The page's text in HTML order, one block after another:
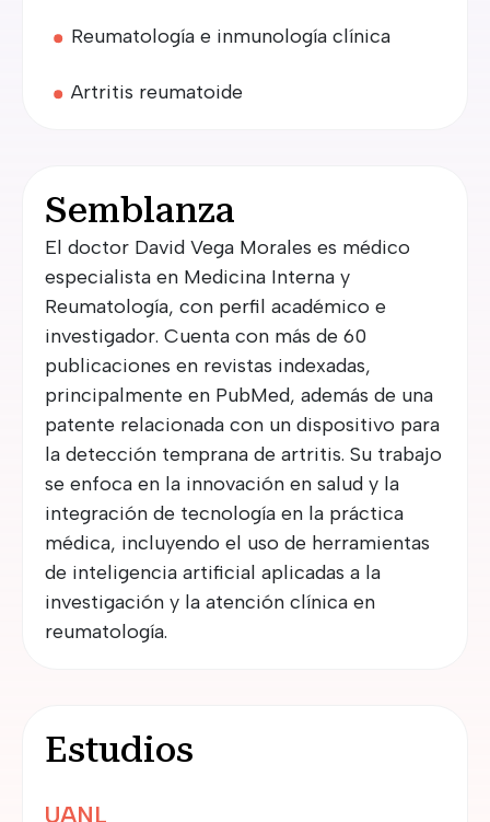
Reumatología e inmunología clínica
Artritis reumatoide
Semblanza
El doctor David Vega Morales es médico
especialista en Medicina Interna y
Reumatología, con perfil académico e
investigador. Cuenta con más de 60
publicaciones en revistas indexadas,
principalmente en PubMed, además de una
patente relacionada con un dispositivo para
la detección temprana de artritis. Su trabajo
se enfoca en la innovación en salud y la
integración de tecnología en la práctica
médica, incluyendo el uso de herramientas
de inteligencia artificial aplicadas a la
investigación y la atención clínica en
reumatología.
Estudios
UANL